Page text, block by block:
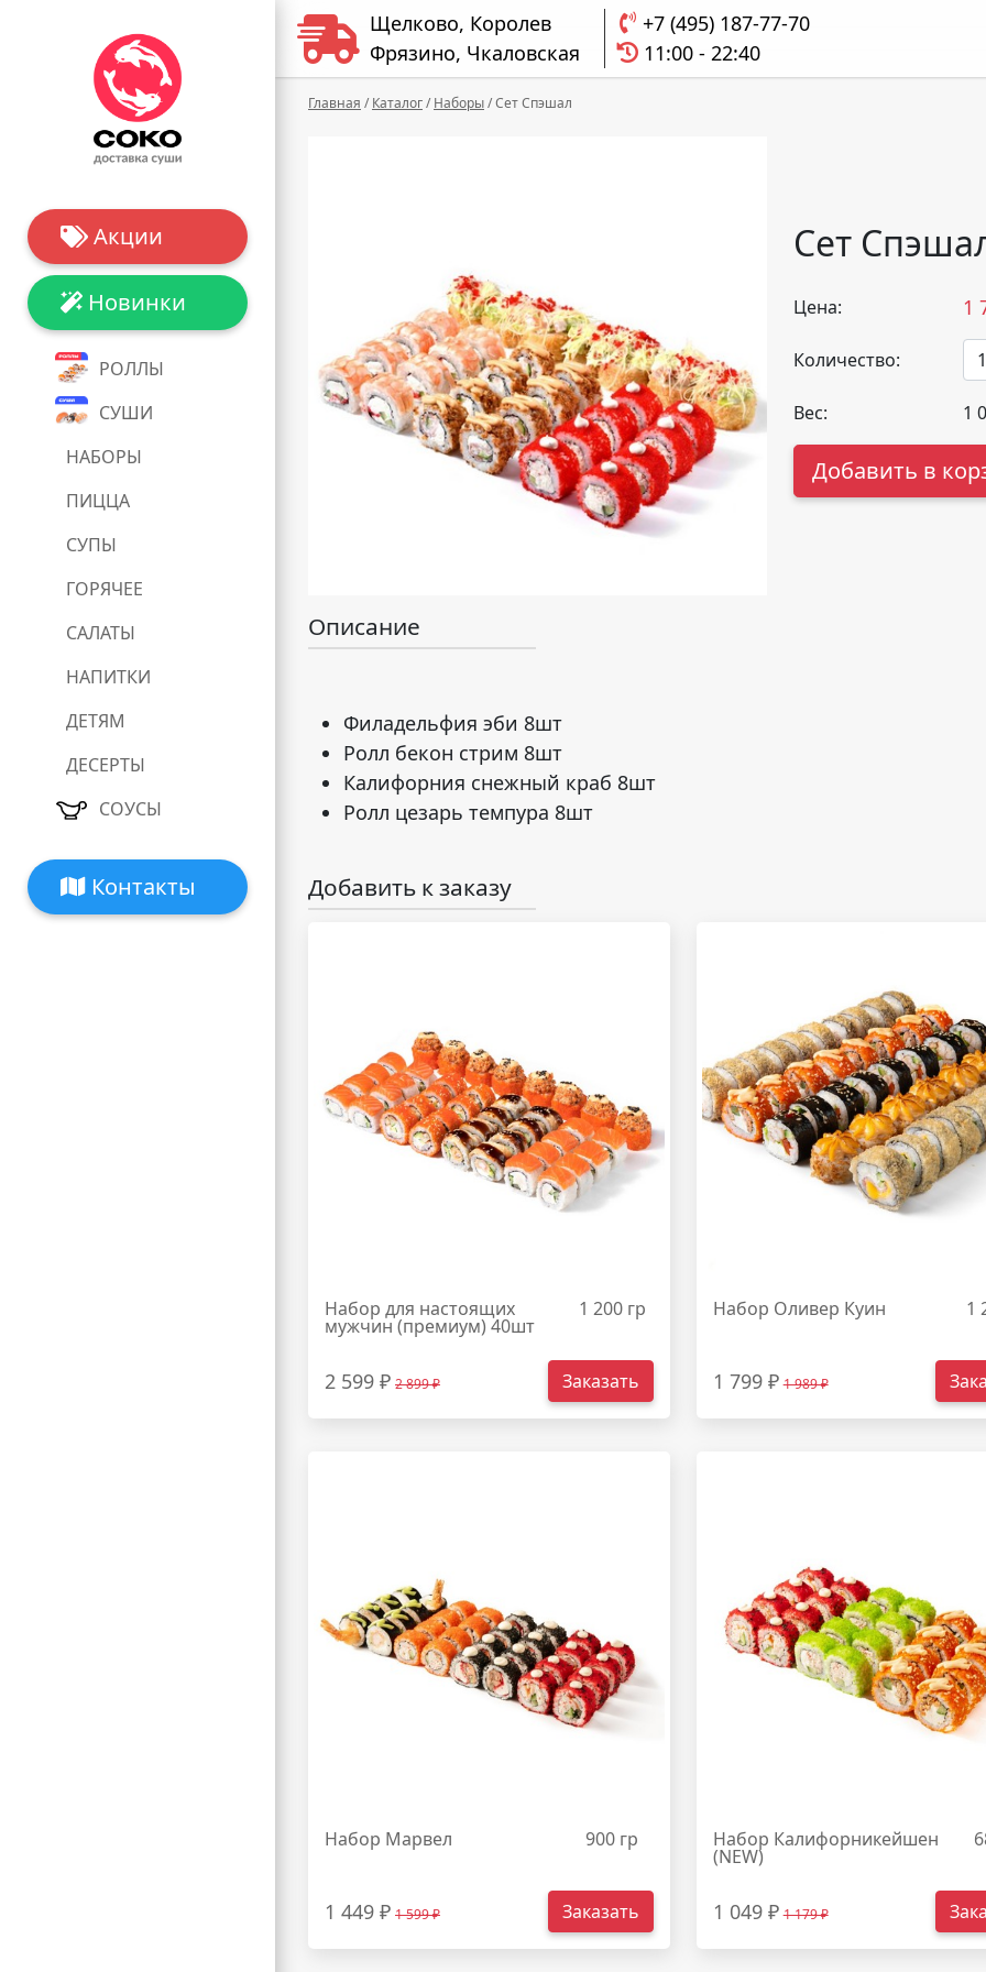
Акции
Новинки
РОЛЛЫ
СУШИ
НАБОРЫ
ПИЦЦА
СУПЫ
ГОРЯЧЕЕ
САЛАТЫ
НАПИТКИ
ДЕТЯМ
ДЕСЕРТЫ
СОУСЫ
Контакты
Щелково, Королев
Фрязино, Чкаловская
+7 (495) 187-77-70
11:00 - 22:40
Главная / Каталог/ Наборы/Сет Спэшал
Сет
Цена: 1
Количество:
Вес: 1
Добавить в
Описание
Филадельфия эби 8шт
Ролл бекон стрим 8шт
Калифорния снежный краб 8шт
Ролл цезарь темпура 8шт
Добавить к заказу
Набор для настоящих
мужчин (премиум) 40шт
1 200 гр
2 599 ₽ 2 899 ₽ Заказать
Набор Оливер Куин 1
1 799 ₽ 1 989 ₽
Набор Марвел 900 гр
1 449 ₽ 1 599 ₽ Заказать
Набор Калифорникейшен
(NEW)
1 049 ₽ 1 179 ₽